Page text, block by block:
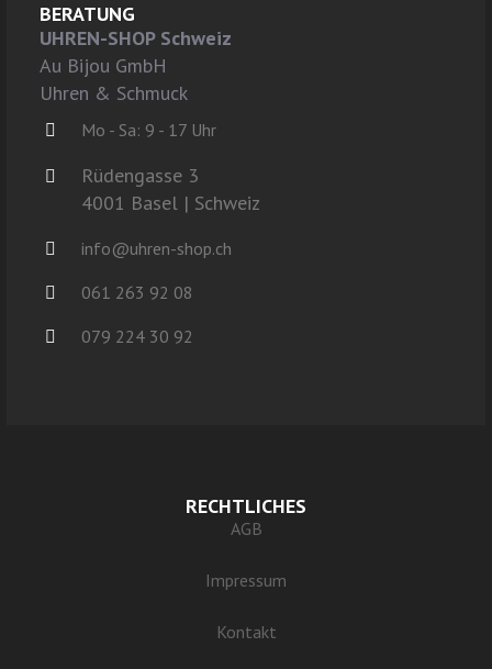
BERATUNG
UHREN-SHOP Schweiz
Au Bijou GmbH
Uhren & Schmuck
Mo - Sa: 9 - 17 Uhr
Rüdengasse 3
4001 Basel | Schweiz
info@uhren-shop.ch
061 263 92 08
079 224 30 92
RECHTLICHES
AGB
Impressum
Kontakt